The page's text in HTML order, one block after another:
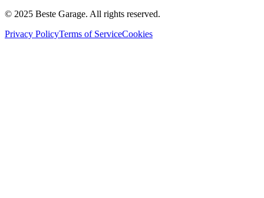
© 2025 Beste Garage. All rights reserved.
Privacy PolicyTerms of ServiceCookies